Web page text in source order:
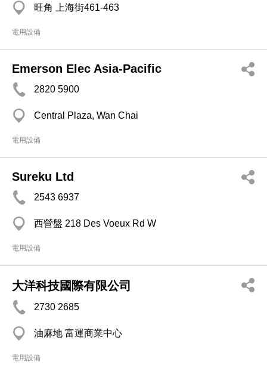
旺角 上海街461-463
電用設備
Emerson Elec Asia-Pacific
2820 5900
Central Plaza, Wan Chai
電用設備
Sureku Ltd
2543 6937
西營盤 218 Des Voeux Rd W
電用設備
大洋科技國際有限公司
2730 2685
油麻地 富運商業中心
電用設備